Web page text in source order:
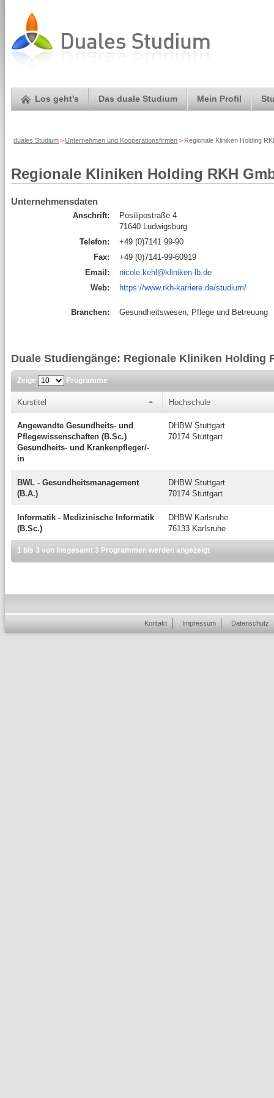
Los geht's Das duale Studium Mein Profil
duales Studium> Unternehmen und Kooperationsfirmen > Regionale Kliniken Holding
Regionale Kliniken Holding RKH
Unternehmensdaten
Anschrift:
Posilipostraße 4
71640 Ludwigsburg
Telefon:
+49 (0)7141 99-90
Fax:
+49 (0)7141-99-60919
Email:
nicole.kehl@kliniken-lb.de
Web:
https://www.rkh-karriere.de/studium/
Branchen: Gesundheitswesen, Pflege und Betreuung
Duale Studiengänge: Regionale Kliniken Holding
Zeige Programme
Kurstitel Hochschule
Angewandte Gesundheits- und
Pflegewissenschaften (B.Sc.)
Gesundheits- und Krankenpfleger/-
in
DHBW Stuttgart
70174 Stuttgart
BWL - Gesundheitsmanagement
(B.A.)
DHBW Stuttgart
70174 Stuttgart
Informatik - Medizinische Informatik
(B.Sc.)
DHBW Karlsruhe
76133 Karlsruhe
1 bis 3 von insgesamt 3 Programmen werden angezeigt
Kontakt Impressum Datenschutz